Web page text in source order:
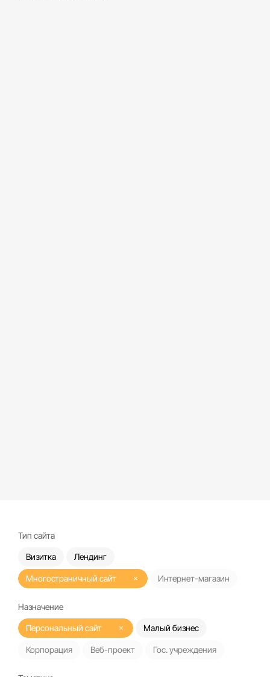
Тип сайта
Визитка Лендинг
Многостраничный сайт Интернет-магазин
Назначение
Персональный сайт Малый бизнес
Корпорация Веб-проект Гос. учреждения